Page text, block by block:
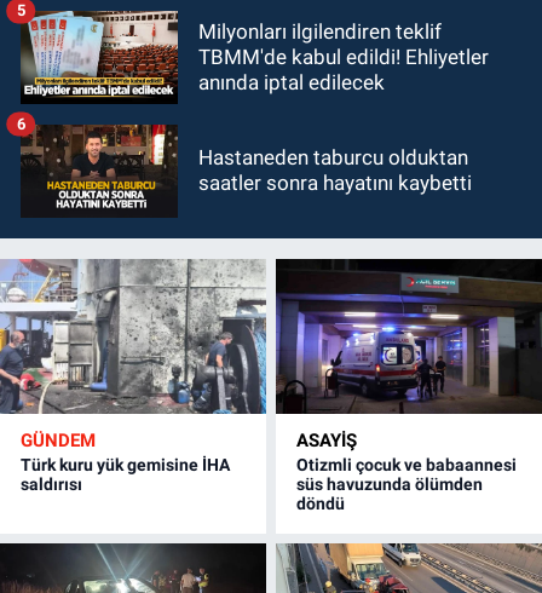
Milyonları ilgilendiren teklif
TBMM'de kabul edildi! Ehliyetler
anında iptal edilecek
5
Hastaneden taburcu olduktan
saatler sonra hayatını kaybetti
6
GÜNDEM
Türk kuru yük gemisine İHA
saldırısı
ASAYİŞ
Otizmli çocuk ve babaannesi
süs havuzunda ölümden
döndü